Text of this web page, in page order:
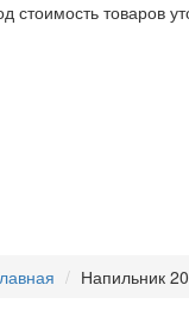
стоимость товаров
Напильник